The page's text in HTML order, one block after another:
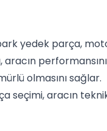
yedek parça,
performansını
olmasını sağlar.
seçimi, aracın